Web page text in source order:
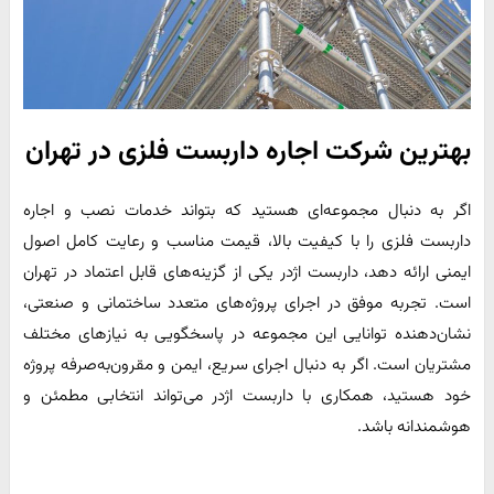
بهترین شرکت اجاره داربست فلزی در تهران
اگر به دنبال مجموعه‌ای هستید که بتواند خدمات نصب و اجاره
داربست فلزی را با کیفیت بالا، قیمت مناسب و رعایت کامل اصول
ایمنی ارائه دهد، داربست اژدر یکی از گزینه‌های قابل اعتماد در تهران
است. تجربه موفق در اجرای پروژه‌های متعدد ساختمانی و صنعتی،
نشان‌دهنده توانایی این مجموعه در پاسخگویی به نیازهای مختلف
مشتریان است. اگر به دنبال اجرای سریع، ایمن و مقرون‌به‌صرفه پروژه
خود هستید، همکاری با داربست اژدر می‌تواند انتخابی مطمئن و
هوشمندانه باشد.